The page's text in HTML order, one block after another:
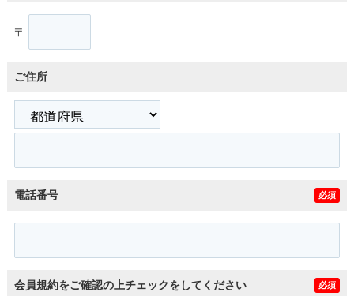
〒
ご住所
電話番号 必須
会員規約をご確認の上チェックをしてください 必須